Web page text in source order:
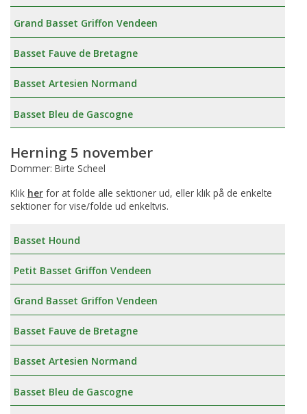
Grand Basset Griffon Vendeen
Basset Fauve de Bretagne
Basset Artesien Normand
Basset Bleu de Gascogne
Herning 5 november
Dommer: Birte Scheel
Klik her for at folde alle sektioner ud, eller klik på de enkelte
sektioner for vise/folde ud enkeltvis.
Basset Hound
Petit Basset Griffon Vendeen
Grand Basset Griffon Vendeen
Basset Fauve de Bretagne
Basset Artesien Normand
Basset Bleu de Gascogne